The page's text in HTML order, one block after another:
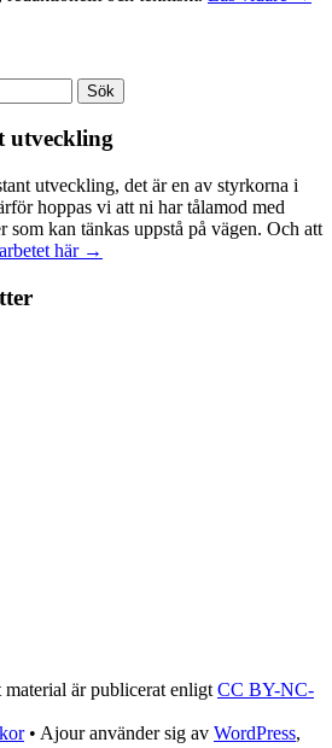
utveckling
utveckling, det är en av styrkorna i
hoppas vi att ni har tålamod med
som kan tänkas uppstå på vägen. Och att
här →
material är publicerat enligt CC BY-NC-
• Ajour använder sig av WordPress,